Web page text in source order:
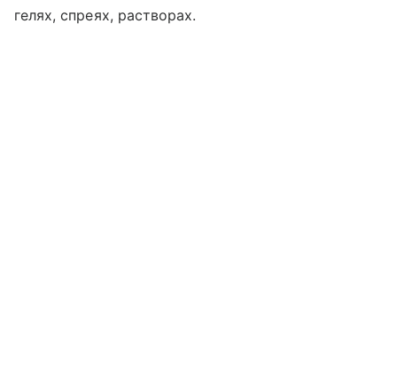
гелях, спреях, растворах.